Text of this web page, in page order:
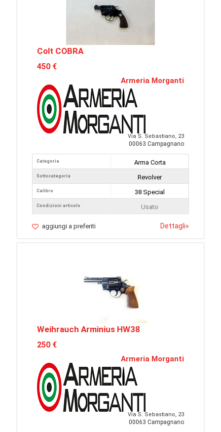
Colt COBRA
450 €
Armeria Morganti
Via S. Sebastiano, 23
00063 Campagnano
Categoria
Sottocategoria
Calibro
Condizioni articolo
Arma Corta
Revolver
38 Special
Usato
aggiungi a preferiti Dettagli»
Weihrauch Arminius HW38
250 €
Armeria Morganti
Via S. Sebastiano, 23
00063 Campagnano